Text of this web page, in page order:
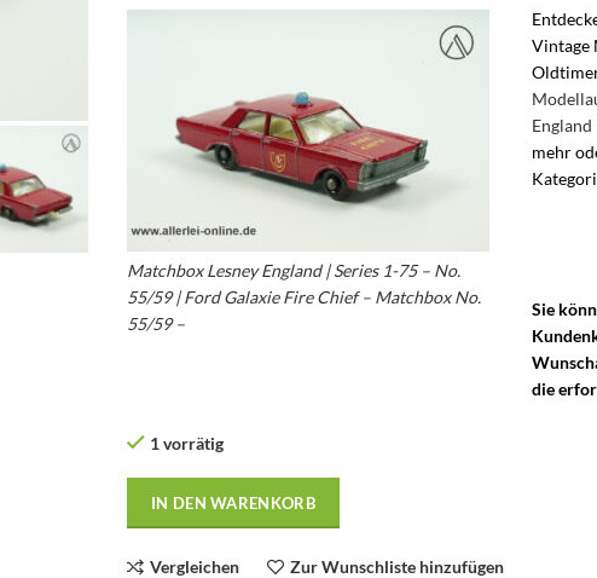
Matchbox Lesney England | Series 1-75 – No.
55/59 | Ford Galaxie Fire Chief – Matchbox No.
55/59 –
Vintage
mehr
Sie
die
1 vorrätig
IN DEN WARENKORB
Vergleichen Zur Wunschliste hinzufügen